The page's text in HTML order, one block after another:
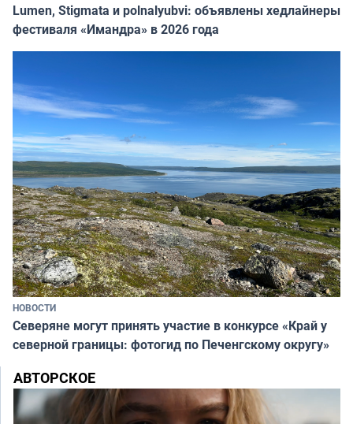
Lumen, Stigmata и polnalyubvi: объявлены хедлайнеры
фестиваля «Имандра» в 2026 года
НОВОСТИ
Северяне могут принять участие в конкурсе «Край у
северной границы: фотогид по Печенгскому округу»
АВТОРСКОЕ